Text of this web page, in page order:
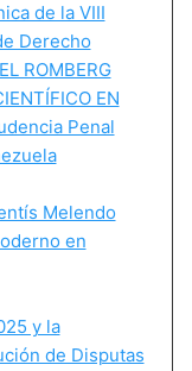
de la VIII
Derecho
ROMBERG
EN
Penal
Melendo
en
y la
de Disputas